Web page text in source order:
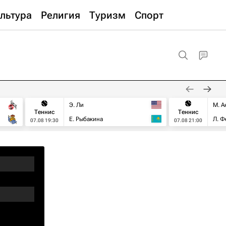
Религия Туризм Спорт
Теннис
07.08 19:30
Э. Ли
Е. Рыбакина
Теннис
07.08 21:00
М.
Л.